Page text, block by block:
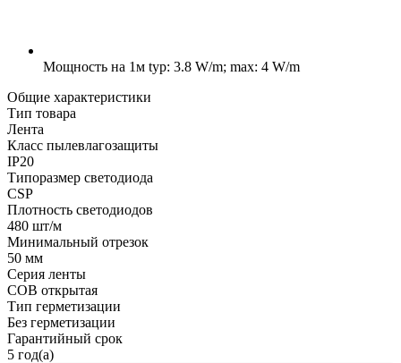
Мощность на 1м typ: 3.8 W/m; max: 4 W/m
Общие характеристики
Тип товара
Лента
Класс пылевлагозащиты
IP20
Типоразмер светодиода
CSP
Плотность светодиодов
480 шт/м
Минимальный отрезок
50 мм
Серия ленты
COB открытая
Тип герметизации
Без герметизации
Гарантийный срок
5 год(а)